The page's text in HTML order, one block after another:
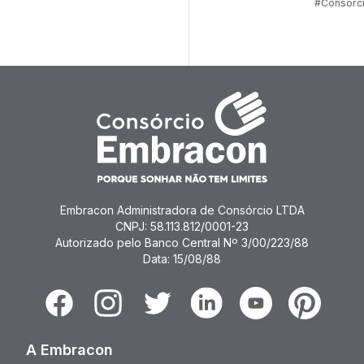
Embracon Administradora de Consórcio LTDA
CNPJ: 58.113.812/0001-23
Autorizado pelo Banco Central Nº 3/00/223/88
Data: 15/08/88
FacebookInstagramTwitter LinkedinYoutubePinterest
A Embracon